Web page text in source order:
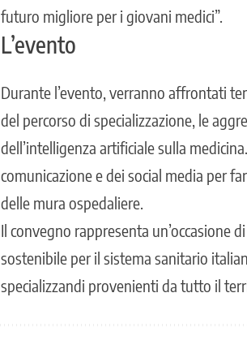
futuro migliore per i giovani medici”.
L’evento
Durante l’evento, verranno affrontati
del percorso di specializzazione, le
dell’intelligenza artificiale sulla
comunicazione e dei social media per
delle mura ospedaliere.
Il convegno rappresenta
sostenibile per il sistema sanitario
specializzandi provenienti da tutto il